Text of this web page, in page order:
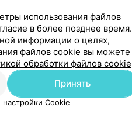
на
ее
использования файлов
в более позднее время.
информации о целях,
файлов cookie вы можете
обработки файлов cookie
Принять
Cookie